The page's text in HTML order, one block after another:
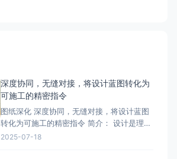
深度协同，无缝对接，将设计蓝图转化为
可施工的精密指令
图纸深化 深度协同，无缝对接，将设计蓝图
转化为可施工的精密指令 简介： 设计是理
想，深化是让理想落地的桥梁。我们的
2025-07-18